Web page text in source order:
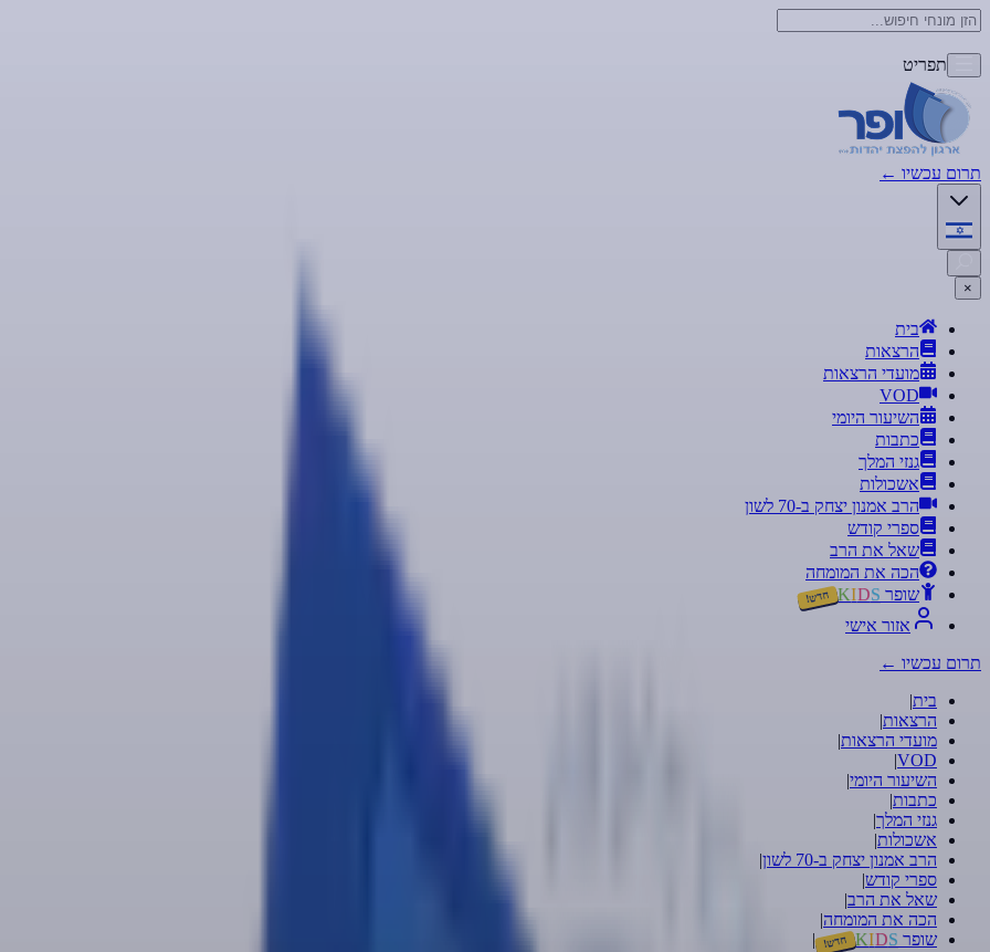
תפריט
תרום עכשיו ←
×
בית
הרצאות
מועדי הרצאות
VOD
השיעור היומי
כתבות
גנזי המלך
אשכולות
הרב אמנון יצחק ב-70 לשון
ספרי קודש
שאל את הרב
הכה את המומחה
שופר
KIDS חדש!
אזור אישי
תרום עכשיו ←
בית|
הרצאות|
מועדי הרצאות|
VOD
|
השיעור היומי|
כתבות|
גנזי המלך|
אשכולות|
הרב אמנון יצחק ב-70 לשון
|
ספרי קודש|
שאל את הרב|
הכה את המומחה|
שופר
KIDS חדש! |